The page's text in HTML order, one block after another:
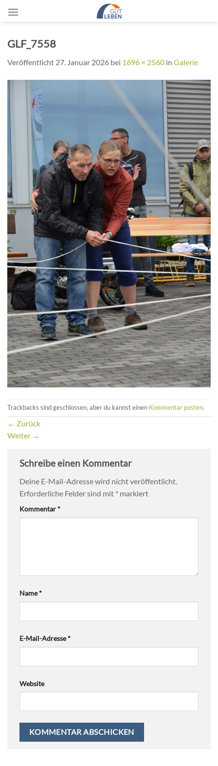
Inhalt
GLF_7558
Veröffentlicht 27. Januar 2026 bei 1696 × 2560 in Galerie
Trackbacks sind geschlossen, aber du kannst einen Kommentar posten.
← Zurück
Weiter →
Schreibe einen Kommentar
Deine E-Mail-Adresse wird nicht veröffentlicht.
Erforderliche Felder sind mit * markiert
Kommentar*
Name*
E-Mail-Adresse*
Website